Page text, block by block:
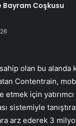
Bayram Coşkusu
olan bu alanda
atan Contentrain,
için
sistemiyle
arz ederek 3